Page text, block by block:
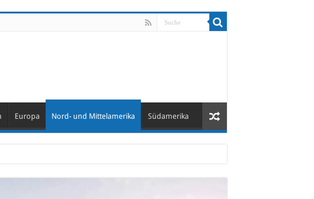
Europa Nord- und Mittelamerika Südamerika